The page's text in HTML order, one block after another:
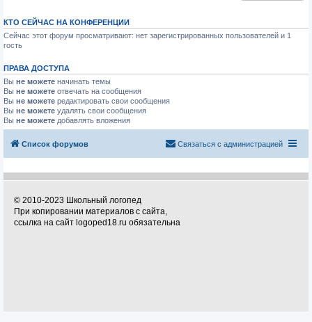
КТО СЕЙЧАС НА КОНФЕРЕНЦИИ
Сейчас этот форум просматривают: нет зарегистрированных пользователей и 1
гость
ПРАВА ДОСТУПА
Вы не можете начинать темы
Вы не можете отвечать на сообщения
Вы не можете редактировать свои сообщения
Вы не можете удалять свои сообщения
Вы не можете добавлять вложения
Список форумов Связаться с администрацией
© 2010-2023 Школьный логопед
При копировании материалов с сайта,
ссылка на сайт logoped18.ru обязательна